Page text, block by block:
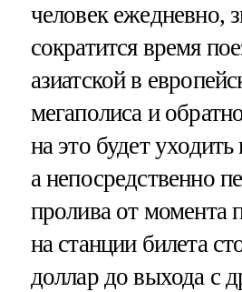
человек ежедневно,
сократится время
азиатской в
мегаполиса и
на это будет уходить
а непосредственно
пролива от момента
на станции билета
доллар до выхода с